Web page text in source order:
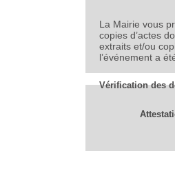
La Mairie vous
copies d’actes
extraits et/ou
l’événement a
Vérification des